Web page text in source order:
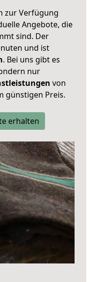
zur Verfügung
Angebote, die
sind. Der
und ist
. Bei uns gibt es
nur
von
günstigen Preis.
erhalten